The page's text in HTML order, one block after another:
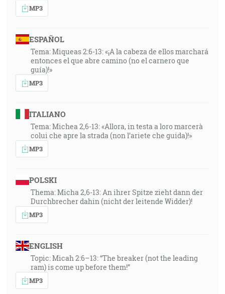
MP3
ESPAÑOL
Tema: Miqueas 2:6-13: «¡A la cabeza de ellos marchará
entonces el que abre camino (no el carnero que
guía)!»
MP3
ITALIANO
Tema: Michea 2,6-13: «Allora, in testa a loro marcerà
colui che apre la strada (non l’ariete che guida)!»
MP3
POLSKI
Thema: Micha 2,6-13: An ihrer Spitze zieht dann der
Durchbrecher dahin (nicht der leitende Widder)!
MP3
ENGLISH
Topic: Micah 2:6–13: “The breaker (not the leading
ram) is come up before them!”
MP3